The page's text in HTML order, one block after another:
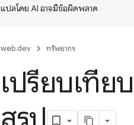
แปลโดย AI อาจมีข้อผิดพลาด
web.dev ทรัพยากร
เปรียบเทีย